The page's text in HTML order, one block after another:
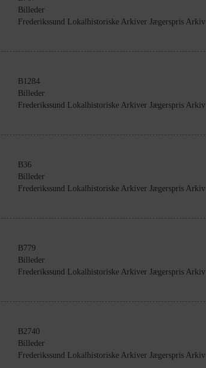
Billeder
Frederikssund Lokalhistoriske Arkiver Jægerspris Arkiv
B1284
Billeder
Frederikssund Lokalhistoriske Arkiver Jægerspris Arkiv
B36
Billeder
Frederikssund Lokalhistoriske Arkiver Jægerspris Arkiv
B779
Billeder
Frederikssund Lokalhistoriske Arkiver Jægerspris Arkiv
B2740
Billeder
Frederikssund Lokalhistoriske Arkiver Jægerspris Arkiv